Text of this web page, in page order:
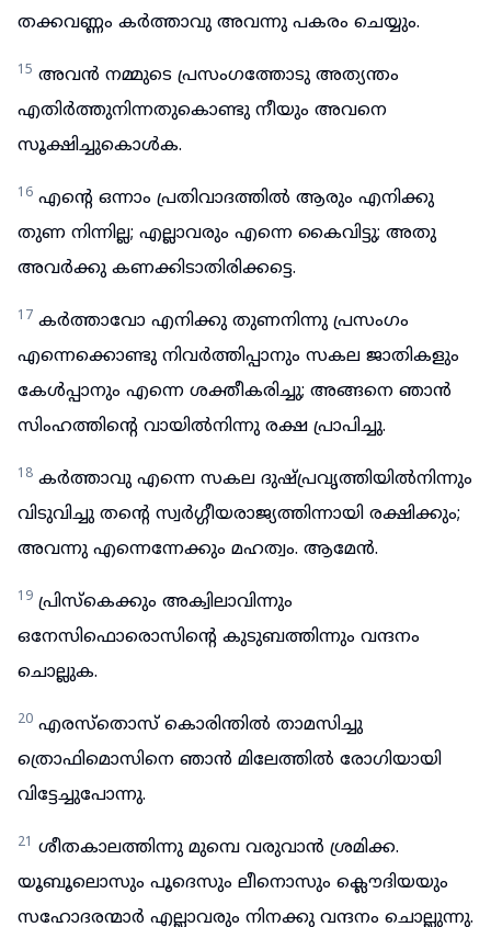
തക്കവണ്ണം കർത്താവു അവന്നു പകരം ചെയ്യും.
15 അവൻ നമ്മുടെ പ്രസംഗത്തോടു അത്യന്തം
എതിർത്തുനിന്നതുകൊണ്ടു നീയും അവനെ
സൂക്ഷിച്ചുകൊൾക.
16 എന്റെ ഒന്നാം പ്രതിവാദത്തിൽ ആരും എനിക്കു
തുണ നിന്നില്ല; എല്ലാവരും എന്നെ കൈവിട്ടു; അതു
അവർക്കു കണക്കിടാതിരിക്കട്ടെ.
17 കർത്താവോ എനിക്കു തുണനിന്നു പ്രസംഗം
എന്നെക്കൊണ്ടു നിവർത്തിപ്പാനും സകല ജാതികളും
കേൾപ്പാനും എന്നെ ശക്തീകരിച്ചു; അങ്ങനെ ഞാൻ
സിംഹത്തിന്റെ വായിൽനിന്നു രക്ഷ പ്രാപിച്ചു.
18 കർത്താവു എന്നെ സകല ദുഷ്പ്രവൃത്തിയിൽനിന്നും
വിടുവിച്ചു തന്റെ സ്വർഗ്ഗീയരാജ്യത്തിന്നായി രക്ഷിക്കും;
അവന്നു എന്നെന്നേക്കും മഹത്വം. ആമേൻ.
19 പ്രിസ്കെക്കും അക്വിലാവിന്നും
ഒനേസിഫൊരൊസിന്റെ കുടുബത്തിന്നും വന്ദനം
ചൊല്ലുക.
20 എരസ്തൊസ് കൊരിന്തിൽ താമസിച്ചു
ത്രൊഫിമൊസിനെ ഞാൻ മിലേത്തിൽ രോഗിയായി
വിട്ടേച്ചുപോന്നു.
21 ശീതകാലത്തിന്നു മുമ്പെ വരുവാൻ ശ്രമിക്ക.
യൂബൂലൊസും പൂദെസും ലീനൊസും ക്ലൌദിയയും
സഹോദരന്മാർ എല്ലാവരും നിനക്കു വന്ദനം ചൊല്ലുന്നു.